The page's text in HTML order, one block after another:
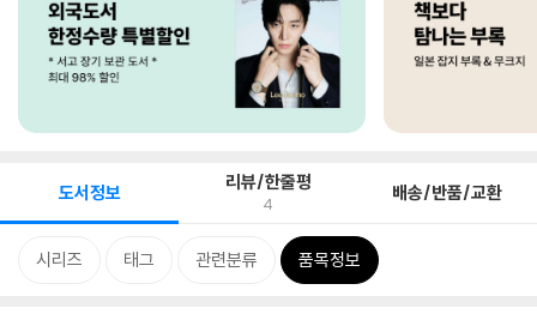
도서정보 리뷰/한줄평
4 배송/반품/교환
시리즈 태그 관련분류 품목정보